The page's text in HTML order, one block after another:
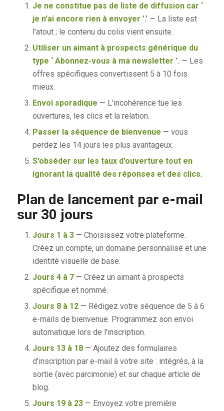
Je ne constitue pas de liste de diffusion car ‘
je n'ai encore rien à envoyer ’.’— La liste est
l'atout ; le contenu du colis vient ensuite.
Utiliser un aimant à prospects générique du
type ‘ Abonnez-vous à ma newsletter ’.— Les
offres spécifiques convertissent 5 à 10 fois
mieux.
Envoi sporadique — L’incohérence tue les
ouvertures, les clics et la relation.
Passer la séquence de bienvenue — vous
perdez les 14 jours les plus avantageux.
S'obséder sur les taux d'ouverture tout en
ignorant la qualité des réponses et des clics.
Plan de lancement par e-mail
sur 30 jours
Jours 1 à 3— Choisissez votre plateforme.
Créez un compte, un domaine personnalisé et une
identité visuelle de base.
Jours 4 à 7— Créez un aimant à prospects
spécifique et nommé.
Jours 8 à 12— Rédigez votre séquence de 5 à 6
e-mails de bienvenue. Programmez son envoi
automatique lors de l'inscription.
Jours 13 à 18— Ajoutez des formulaires
d'inscription par e-mail à votre site : intégrés, à la
sortie (avec parcimonie) et sur chaque article de
blog.
Jours 19 à 23— Envoyez votre première